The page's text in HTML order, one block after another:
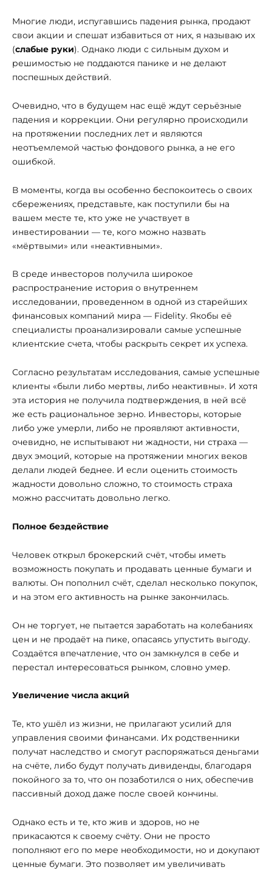
Многие люди, испугавшись падения рынка, продают
свои акции и спешат избавиться от них, я называю их
(слабые руки). Однако люди с сильным духом и
решимостью не поддаются панике и не делают
поспешных действий.
Очевидно, что в будущем нас ещё ждут серьёзные
падения и коррекции. Они регулярно происходили
на протяжении последних лет и являются
неотъемлемой частью фондового рынка, а не его
ошибкой.
В моменты, когда вы особенно беспокоитесь о своих
сбережениях, представьте, как поступили бы на
вашем месте те, кто уже не участвует в
инвестировании — те, кого можно назвать
«мёртвыми» или «неактивными».
В среде инвесторов получила широкое
распространение история о внутреннем
исследовании, проведенном в одной из старейших
финансовых компаний мира — Fidelity. Якобы её
специалисты проанализировали самые успешные
клиентские счета, чтобы раскрыть секрет их успеха.
Согласно результатам исследования, самые успешные
клиенты «были либо мертвы, либо неактивны». И хотя
эта история не получила подтверждения, в ней всё
же есть рациональное зерно. Инвесторы, которые
либо уже умерли, либо не проявляют активности,
очевидно, не испытывают ни жадности, ни страха —
двух эмоций, которые на протяжении многих веков
делали людей беднее. И если оценить стоимость
жадности довольно сложно, то стоимость страха
можно рассчитать довольно легко.
Полное бездействие
Человек открыл брокерский счёт, чтобы иметь
возможность покупать и продавать ценные бумаги и
валюты. Он пополнил счёт, сделал несколько покупок,
и на этом его активность на рынке закончилась.
Он не торгует, не пытается заработать на колебаниях
цен и не продаёт на пике, опасаясь упустить выгоду.
Создаётся впечатление, что он замкнулся в себе и
перестал интересоваться рынком, словно умер.
Увеличение числа акций
Те, кто ушёл из жизни, не прилагают усилий для
управления своими финансами. Их родственники
получат наследство и смогут распоряжаться деньгами
на счёте, либо будут получать дивиденды, благодаря
покойного за то, что он позаботился о них, обеспечив
пассивный доход даже после своей кончины.
Однако есть и те, кто жив и здоров, но не
прикасаются к своему счёту. Они не просто
пополняют его по мере необходимости, но и докупают
ценные бумаги. Это позволяет им увеличивать